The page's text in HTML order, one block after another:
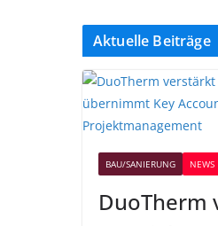
Aktuelle Beiträge
BAU/SANIERUNG NEWS
DuoTherm